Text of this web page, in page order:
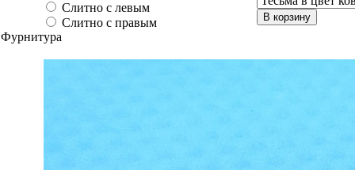
Слитно с левым
Слитно с правым
В корзину
Фурнитура